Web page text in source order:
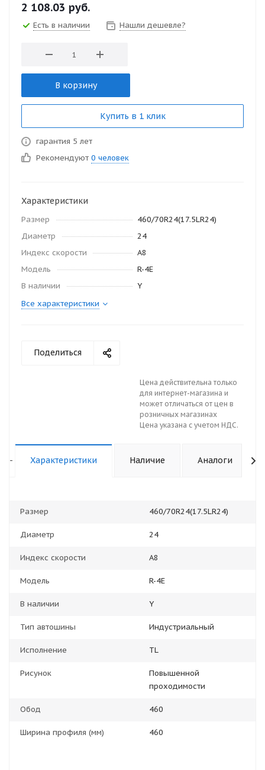
2 108.03 руб.
Есть в наличии Нашли дешевле?
В корзину
Купить в 1 клик
гарантия 5 лет
Рекомендуют 0 человек
Характеристики
Размер
460/70R24(17.5LR24)
Диаметр
24
Индекс скорости
А8
Модель
R-4E
В наличии
Y
Все характеристики
Поделиться
Цена действительна только
для интернет-магазина и
может отличаться от цен в
розничных магазинах
Цена указана с учетом НДС.
- Характеристики Наличие Аналоги
Размер 460/70R24(17.5LR24)
Диаметр 24
Индекс скорости А8
Модель R-4E
В наличии Y
Тип автошины Индустриальный
Исполнение TL
Рисунок
Повышенной
проходимости
Обод 460
Ширина профиля (мм) 460